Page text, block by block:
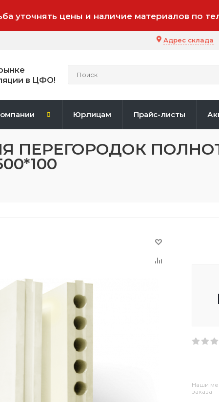
уточнять цены и наличие материалов по
Адрес склада
в ЦФО!
Юрлицам Прайс-листы
ПЕРЕГОРОДОК
Наши
заказа